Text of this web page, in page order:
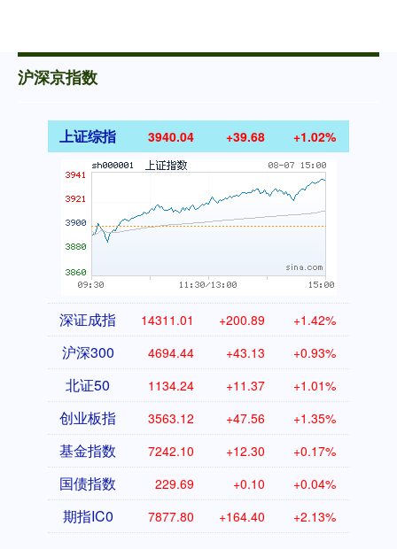
沪深京指数
上证综指 3940.04 +39.68 +1.02%
深证成指 14311.01 +200.89 +1.42%
沪深300 4694.44 +43.13 +0.93%
北证50 1134.24 +11.37 +1.01%
创业板指 3563.12 +47.56 +1.35%
基金指数 7242.10 +12.30 +0.17%
国债指数 229.69 +0.10 +0.04%
期指IC0 7877.80 +164.40 +2.13%